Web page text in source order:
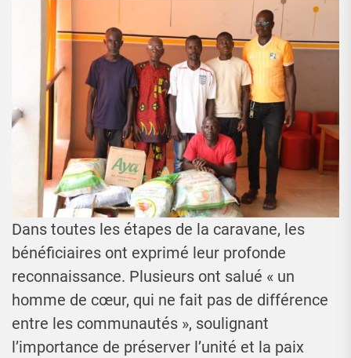
Dans toutes les étapes de la caravane, les
bénéficiaires ont exprimé leur profonde
reconnaissance. Plusieurs ont salué « un
homme de cœur, qui ne fait pas de différence
entre les communautés », soulignant
l’importance de préserver l’unité et la paix